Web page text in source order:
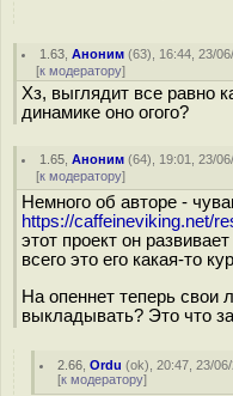
1.63 ,Аноним (63), 16:44, 23/
[к модератору]
Хз, выглядит все равно
динамике оно огого?
1.65 ,Аноним (64), 19:01, 23/
[к модератору]
Немного об авторе -
https://caffeineviking.net/
этот проект он
всего это его какая-то
На опеннет теперь свои
выкладывать? Это что
2.66 ,Ordu (ok), 20:47, 23/
[к модератору]